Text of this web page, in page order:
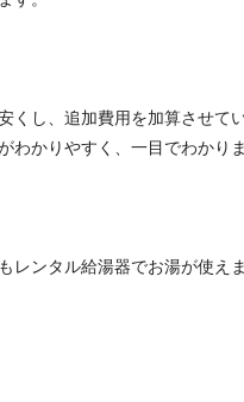
し、追加費用を加算させて
かりやすく、一目でわかりま
ンタル給湯器でお湯が使えま